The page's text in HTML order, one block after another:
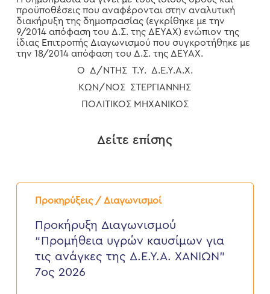
προϋποθέσεις που αναφέρονται στην αναλυτική
διακήρυξη της δημοπρασίας (εγκρίθηκε με την
9/2014 απόφαση του Δ.Σ. της ΔΕΥΑΧ) ενώπιον της
ίδιας Επιτροπής Διαγωνισμού που συγκροτήθηκε με
την 18/2014 απόφαση του Δ.Σ. της ΔΕΥΑΧ.
Ο Δ/ΝΤΗΣ Τ.Υ. Δ.Ε.Υ.Α.Χ.
ΚΩΝ/ΝΟΣ ΣΤΕΡΓΙΑΝΝΗΣ
ΠΟΛΙΤΙΚΟΣ ΜΗΧΑΝΙΚΟΣ
Δείτε επίσης
Προκηρύξεις / Διαγωνισμοί
Προκήρυξη
Διαγωνισμού
υγρών
καυσίμων
ανάγκες
Προκήρυξη Διαγωνισμού
“Προμήθεια υγρών καυσίμων για
τις ανάγκες της Δ.Ε.Υ.Α. ΧΑΝΙΩΝ”
7ος 2026